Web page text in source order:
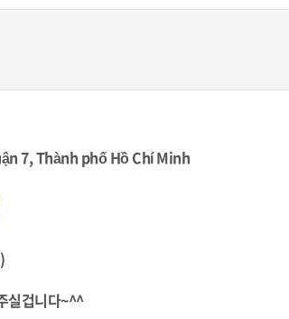
7, Thành phố Hồ Chí Minh
실겁니다~^^